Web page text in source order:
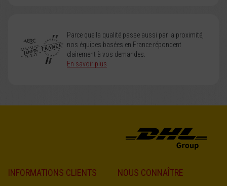
Parce que la qualité passe aussi par la proximité,
nos équipes basées en France répondent
clairement à vos demandes.
En savoir plus
INFORMATIONS CLIENTS NOUS CONNAÎTRE